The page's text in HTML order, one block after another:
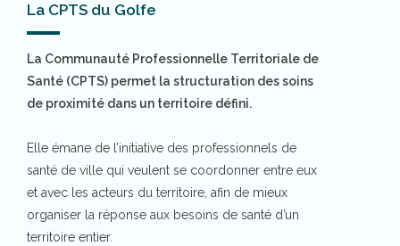
La CPTS du Golfe
La Communauté Professionnelle Territoriale de
Santé (CPTS) permet la structuration des soins
de proximité dans un territoire défini.
Elle émane de l’initiative des professionnels de
santé de ville qui veulent se coordonner entre eux
et avec les acteurs du territoire, afin de mieux
organiser la réponse aux besoins de santé d’un
territoire entier.